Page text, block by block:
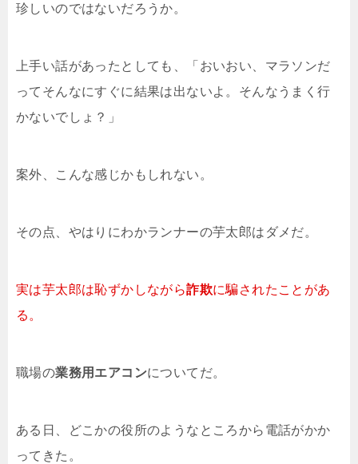
珍しいのではないだろうか。
上手い話があったとしても、「おいおい、マラソンだ
ってそんなにすぐに結果は出ないよ。そんなうまく行
かないでしょ？」
案外、こんな感じかもしれない。
その点、やはりにわかランナーの芋太郎はダメだ。
実は芋太郎は恥ずかしながら詐欺に騙されたことがあ
る。
職場の業務用エアコンについてだ。
ある日、どこかの役所のようなところから電話がかか
ってきた。